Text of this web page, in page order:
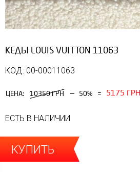
КЕДЫ LOUIS VUITTON 11063
КОД: 00-00011063
ЦЕНА: 10350 ГРН — 50% = 5175 ГРН
ЕСТЬ В НАЛИЧИИ
КУПИТЬ